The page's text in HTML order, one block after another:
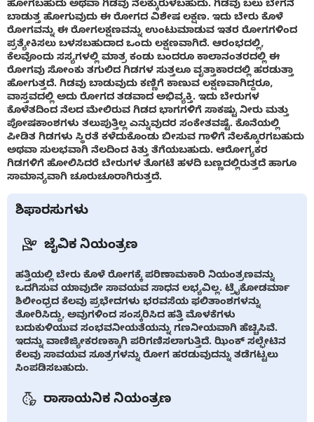
ಹೋಗಬಹುದು ಅಥವಾ ಗಿಡವು ನೆಲಕ್ಕುರುಳಬಹುದು. ಗಿಡವು ಬಲು ಬೇಗನೆ
ಬಾಡುತ್ತ ಹೋಗುವುದು ಈ ರೋಗದ ವಿಶೇಷ ಲಕ್ಷಣ. ಇದು ಬೇರು ಕೊಳೆ
ರೋಗವನ್ನು ಈ ರೋಗಲಕ್ಷಣವನ್ನು ಉಂಟುಮಾಡುವ ಇತರ ರೋಗಗಳಿಂದ
ಪ್ರತ್ಯೇಕಿಸಲು ಬಳಸಬಹುದಾದ ಒಂದು ಲಕ್ಷಣವಾಗಿದೆ. ಆರಂಭದಲ್ಲಿ,
ಕೆಲವೊಂದು ಸಸ್ಯಗಳಲ್ಲಿ ಮಾತ್ರ ಕಂಡು ಬಂದರೂ ಕಾಲಾನಂತರದಲ್ಲಿ ಈ
ರೋಗವು ಸೋಂಕು ತಗುಲಿದ ಗಿಡಗಳ ಸುತ್ತಲೂ ವೃತ್ತಾಕಾರದಲ್ಲಿ ಹರಡುತ್ತಾ
ಹೋಗುತ್ತದೆ. ಗಿಡವು ಬಾಡುವುದು ಕಣ್ಣಿಗೆ ಕಾಣುವ ಲಕ್ಷಣವಾಗಿದ್ದರೂ,
ವಾಸ್ತವದಲ್ಲಿ ಅದು ರೋಗದ ತಡವಾದ ಅಭಿವ್ಯಕ್ತಿ. ಇದು ಬೇರುಗಳ
ಕೊಳೆತದಿಂದ ನೆಲದ ಮೇಲಿರುವ ಗಿಡದ ಭಾಗಗಳಿಗೆ ಸಾಕಷ್ಟು ನೀರು ಮತ್ತು
ಪೋಷಕಾಂಶಗಳು ತಲುಪುತ್ತಿಲ್ಲ ಎನ್ನುವುದರ ಸಂಕೇತವಷ್ಟೆ. ಕೊನೆಯಲ್ಲಿ
ಪೀಡಿತ ಗಿಡಗಳು ಸ್ಥಿರತೆ ಕಳೆದುಕೊಂಡು ಬೀಸುವ ಗಾಳಿಗೆ ನೆಲಕ್ಕೊರಗಬಹುದು
ಅಥವಾ ಸುಲಭವಾಗಿ ನೆಲದಿಂದ ಕಿತ್ತು ತೆಗೆಯಬಹುದು. ಆರೋಗ್ಯಕರ
ಗಿಡಗಳಿಗೆ ಹೋಲಿಸಿದರೆ ಬೇರುಗಳ ತೊಗಟೆ ಹಳದಿ ಬಣ್ಣದಲ್ಲಿರುತ್ತದೆ ಹಾಗೂ
ಸಾಮಾನ್ಯವಾಗಿ ಚೂರುಚೂರಾಗಿರುತ್ತದೆ.
ಶಿಫಾರಸುಗಳು
ಜೈವಿಕ ನಿಯಂತ್ರಣ
ಹತ್ತಿಯಲ್ಲಿ ಬೇರು ಕೊಳೆ ರೋಗಕ್ಕೆ ಪರಿಣಾಮಕಾರಿ ನಿಯಂತ್ರಣವನ್ನು
ಒದಗಿಸುವ ಯಾವುದೇ ಸಾವಯವ ಸಾಧನ ಲಭ್ಯವಿಲ್ಲ. ಟ್ರೈಕೋಡರ್ಮಾ
ಶಿಲೀಂಧ್ರದ ಕೆಲವು ಪ್ರಭೇದಗಳು ಭರವಸೆಯ ಫಲಿತಾಂಶಗಳನ್ನು
ತೋರಿಸಿದ್ದು, ಅವುಗಳಿಂದ ಸಂಸ್ಕರಿಸಿದ ಹತ್ತಿ ಮೊಳಕೆಗಳು
ಬದುಕುಳಿಯುವ ಸಂಭವನೀಯತೆಯನ್ನು ಗಣನೀಯವಾಗಿ ಹೆಚ್ಚಿಸಿವೆ.
ಇದನ್ನು ವಾಣಿಜ್ಯೀಕರಣಕ್ಕಾಗಿ ಪರಿಗಣಿಸಲಾಗುತ್ತಿದೆ. ಝಿಂಕ್ ಸಲ್ಫೇಟಿನ
ಕೆಲವು ಸಾವಯವ ಸೂತ್ರಗಳನ್ನು ರೋಗ ಹರಡುವುದನ್ನು ತಡೆಗಟ್ಟಲು
ಸಿಂಪಡಿಸಬಹುದು.
ರಾಸಾಯನಿಕ ನಿಯಂತ್ರಣ